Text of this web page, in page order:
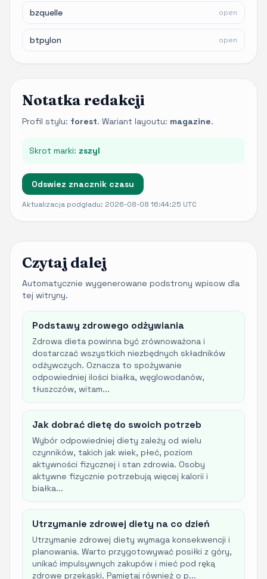
bzquelle open
btpylon open
Notatka redakcji
Profil stylu: forest. Wariant layoutu: magazine.
Skrot marki: zszyl
Odswiez znacznik czasu
Aktualizacja podgladu: 2026-08-08 16:44:25 UTC
Czytaj dalej
Automatycznie wygenerowane podstrony wpisow dla
tej witryny.
Podstawy zdrowego odżywiania
Zdrowa dieta powinna być zrównoważona i
dostarczać wszystkich niezbędnych składników
odżywczych. Oznacza to spożywanie
odpowiedniej ilości białka, węglowodanów,
tłuszczów, witam...
Jak dobrać dietę do swoich potrzeb
Wybór odpowiedniej diety zależy od wielu
czynników, takich jak wiek, płeć, poziom
aktywności fizycznej i stan zdrowia. Osoby
aktywne fizycznie potrzebują więcej kalorii i
białka...
Utrzymanie zdrowej diety na co dzień
Utrzymanie zdrowej diety wymaga konsekwencji i
planowania. Warto przygotowywać posiłki z góry,
unikać impulsywnych zakupów i mieć pod ręką
zdrowe przekąski. Pamiętaj również o p...